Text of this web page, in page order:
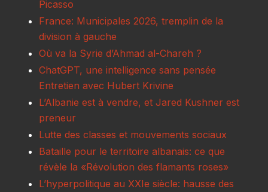
Picasso
France: Municipales 2026, tremplin de la
division à gauche
Où va la Syrie d’Ahmad al-Chareh ?
ChatGPT, une intelligence sans pensée
Entretien avec Hubert Krivine
L’Albanie est à vendre, et Jared Kushner est
preneur
Lutte des classes et mouvements sociaux
Bataille pour le territoire albanais: ce que
révèle la «Révolution des flamants roses»
L’hyperpolitique au XXIe siècle: hausse des